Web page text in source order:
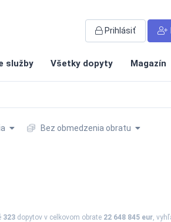
Prihlásiť
služby Všetky dopyty Magazín
Bez obmedzenia obratu
323 dopytov v celkovom obrate 22 648 845 eur,